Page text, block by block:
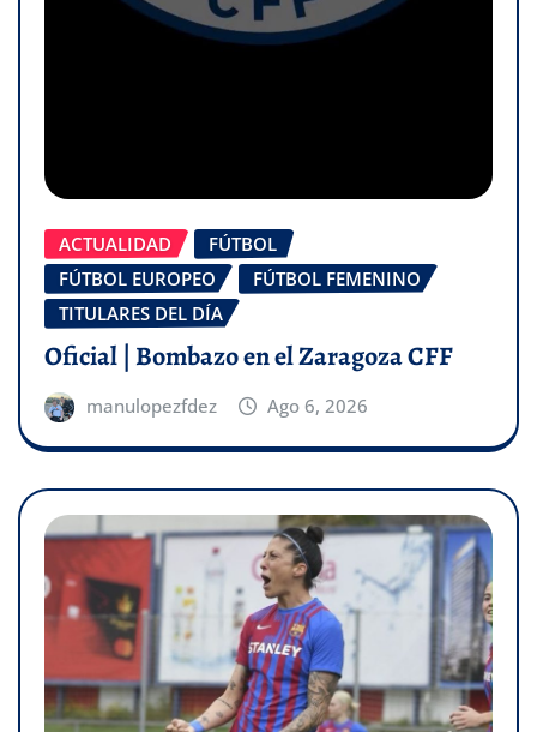
ACTUALIDAD
FÚTBOL
FÚTBOL EUROPEO
FÚTBOL FEMENINO
TITULARES DEL DÍA
Oficial | Bombazo en el Zaragoza CFF
manulopezfdez Ago 6, 2026